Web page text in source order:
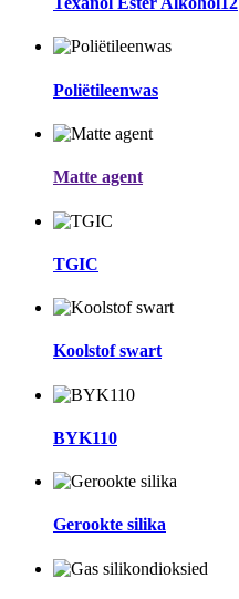
Poliëtileenwas
Matte agent
TGIC
Koolstof swart
BYK110
Gerookte silika